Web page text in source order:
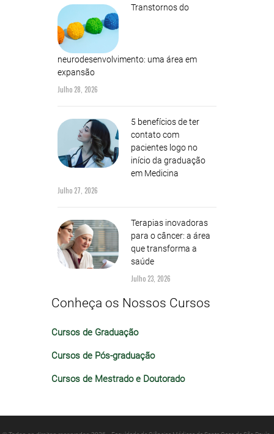
Transtornos do
neurodesenvolvimento: uma área em
expansão
Julho 28, 2026
5 benefícios de ter
contato com
pacientes logo no
início da graduação
em Medicina
Julho 27, 2026
Terapias inovadoras
para o câncer: a área
que transforma a
saúde
Julho 23, 2026
Conheça os Nossos Cursos
Cursos de Graduação
Cursos de Pós-graduação
Cursos de Mestrado e Doutorado